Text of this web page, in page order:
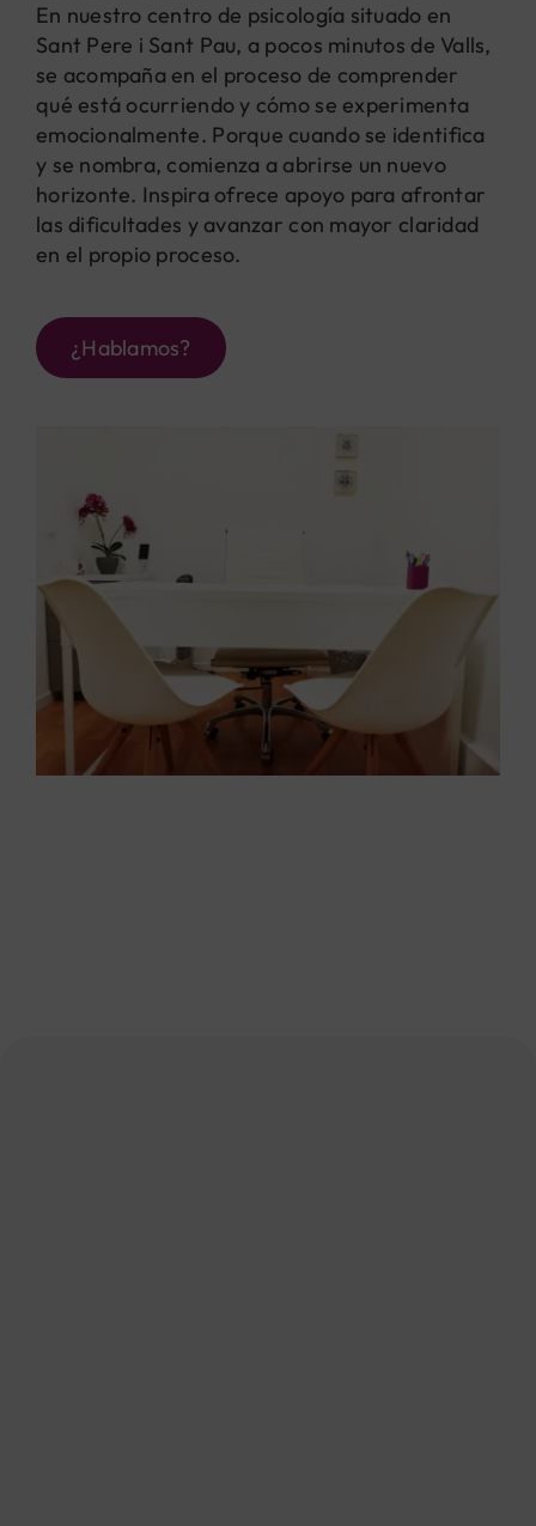
En nuestro centro de psicología situado en
Sant Pere i Sant Pau, a pocos minutos de Valls,
se acompaña en el proceso de comprender
qué está ocurriendo y cómo se experimenta
emocionalmente. Porque cuando se identifica
y se nombra, comienza a abrirse un nuevo
horizonte. Inspira ofrece apoyo para afrontar
las dificultades y avanzar con mayor claridad
en el propio proceso.
¿Hablamos?